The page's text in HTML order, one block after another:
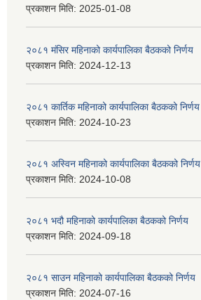
प्रकाशन मिति: 2025-01-08
२०८१ मंसिर महिनाको कार्यपालिका बैठकको निर्णय
प्रकाशन मिति: 2024-12-13
२०८१ कार्तिक महिनाको कार्यपालिका बैठकको निर्णय
प्रकाशन मिति: 2024-10-23
२०८१ अस्विन महिनाको कार्यपालिका बैठकको निर्णय
प्रकाशन मिति: 2024-10-08
२०८१ भदौ महिनाको कार्यपालिका बैठकको निर्णय
प्रकाशन मिति: 2024-09-18
२०८१ साउन महिनाको कार्यपालिका बैठकको निर्णय
प्रकाशन मिति: 2024-07-16